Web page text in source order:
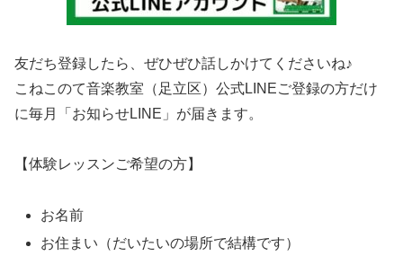
友だち登録したら、ぜひぜひ話しかけてくださいね♪
こねこのて音楽教室（足立区）公式LINEご登録の方だけ
に毎月「お知らせLINE」が届きます。
【体験レッスンご希望の方】
お名前
お住まい（だいたいの場所で結構です）